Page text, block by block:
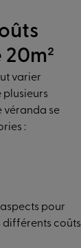
varier
véranda se
:
pour
différents coûts